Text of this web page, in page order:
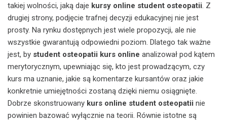
takiej wolności, jaką daje kursy online student osteopatii. Z
drugiej strony, podjęcie trafnej decyzji edukacyjnej nie jest
prosty. Na rynku dostępnych jest wiele propozycji, ale nie
wszystkie gwarantują odpowiedni poziom. Dlatego tak ważne
jest, by student osteopatii kurs online analizował pod kątem
merytorycznym, upewniając się, kto jest prowadzącym, czy
kurs ma uznanie, jakie są komentarze kursantów oraz jakie
konkretnie umiejętności zostaną dzięki niemu osiągnięte.
Dobrze skonstruowany kurs online student osteopatii nie
powinien bazować wyłącznie na teorii. Równie istotne są